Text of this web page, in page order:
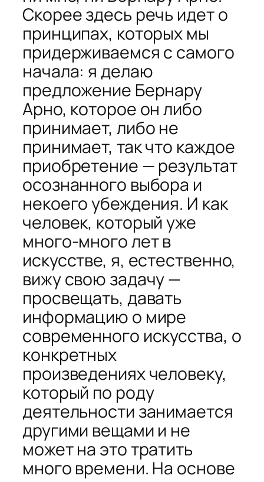
Скорее здесь речь идет о
принципах, которых мы
придерживаемся с самого
начала: я делаю
предложение Бернару
Арно, которое он либо
принимает, либо не
принимает, так что каждое
приобретение — результат
осознанного выбора и
некоего убеждения. И как
человек, который уже
много-много лет в
искусстве, я, естественно,
вижу свою задачу —
просвещать, давать
информацию о мире
современного искусства, о
конкретных
произведениях человеку,
который по роду
деятельности занимается
другими вещами и не
может на это тратить
много времени. На основе